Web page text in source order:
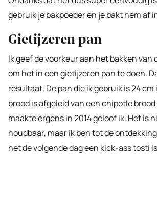
gebruik je bakpoeder en je bakt hem af
Gietijzeren pan
Ik geef de voorkeur aan het bakken van
om het in een gietijzeren pan te doen.
resultaat. De pan die ik gebruik is 24
brood is afgeleid van een chipotle
maakte ergens in 2014 geloof ik. Het is
houdbaar, maar ik ben tot de
het de volgende dag een kick-ass tosti